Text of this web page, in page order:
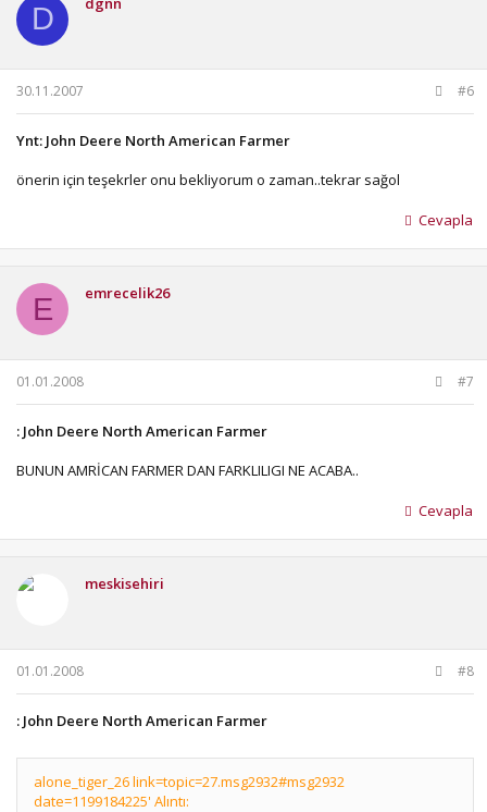
D
30.11.2007 #6
Ynt: John Deere North American Farmer
önerin için teşekrler onu bekliyorum o zaman..tekrar sağol
Cevapla
E emrecelik26
01.01.2008 #7
: John Deere North American Farmer
BUNUN AMRİCAN FARMER DAN FARKLILIGI NE ACABA..
Cevapla
meskisehiri
01.01.2008 #8
: John Deere North American Farmer
alone_tiger_26 link=topic=27.msg2932#msg2932
date=1199184225' Alıntı: